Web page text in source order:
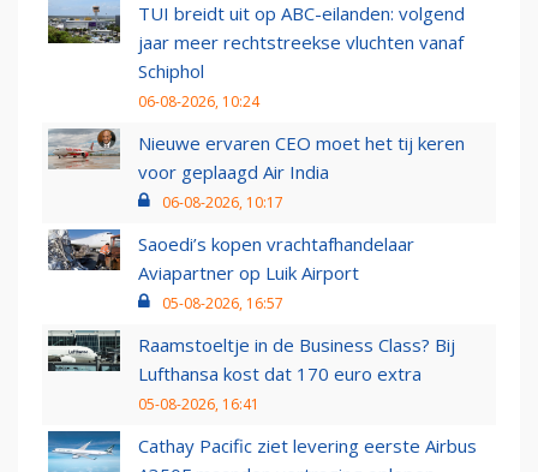
TUI breidt uit op ABC-eilanden: volgend
jaar meer rechtstreekse vluchten vanaf
Schiphol
06-08-2026, 10:24
Nieuwe ervaren CEO moet het tij keren
voor geplaagd Air India
06-08-2026, 10:17
Saoedi’s kopen vrachtafhandelaar
Aviapartner op Luik Airport
05-08-2026, 16:57
Raamstoeltje in de Business Class? Bij
Lufthansa kost dat 170 euro extra
05-08-2026, 16:41
Cathay Pacific ziet levering eerste Airbus